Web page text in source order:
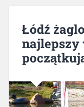
Łódź
najlepszy